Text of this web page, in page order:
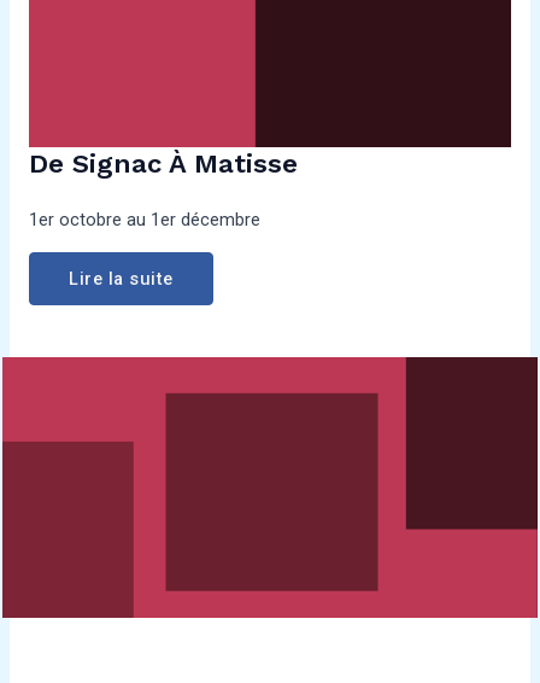
De Signac À Matisse
1er octobre au 1er décembre
Lire la suite